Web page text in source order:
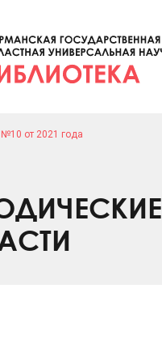
от 2021 года